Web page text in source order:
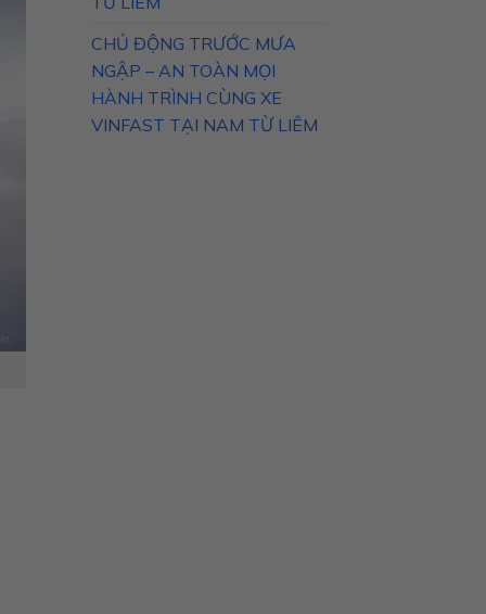
CHỦ ĐỘNG TRƯỚC MƯA
NGẬP – AN TOÀN MỌI
HÀNH TRÌNH CÙNG XE
VINFAST TẠI NAM TỪ LIÊM